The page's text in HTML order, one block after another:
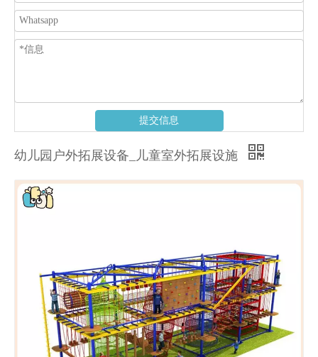
提交信息
幼儿园户外拓展设备_儿童室外拓展设施